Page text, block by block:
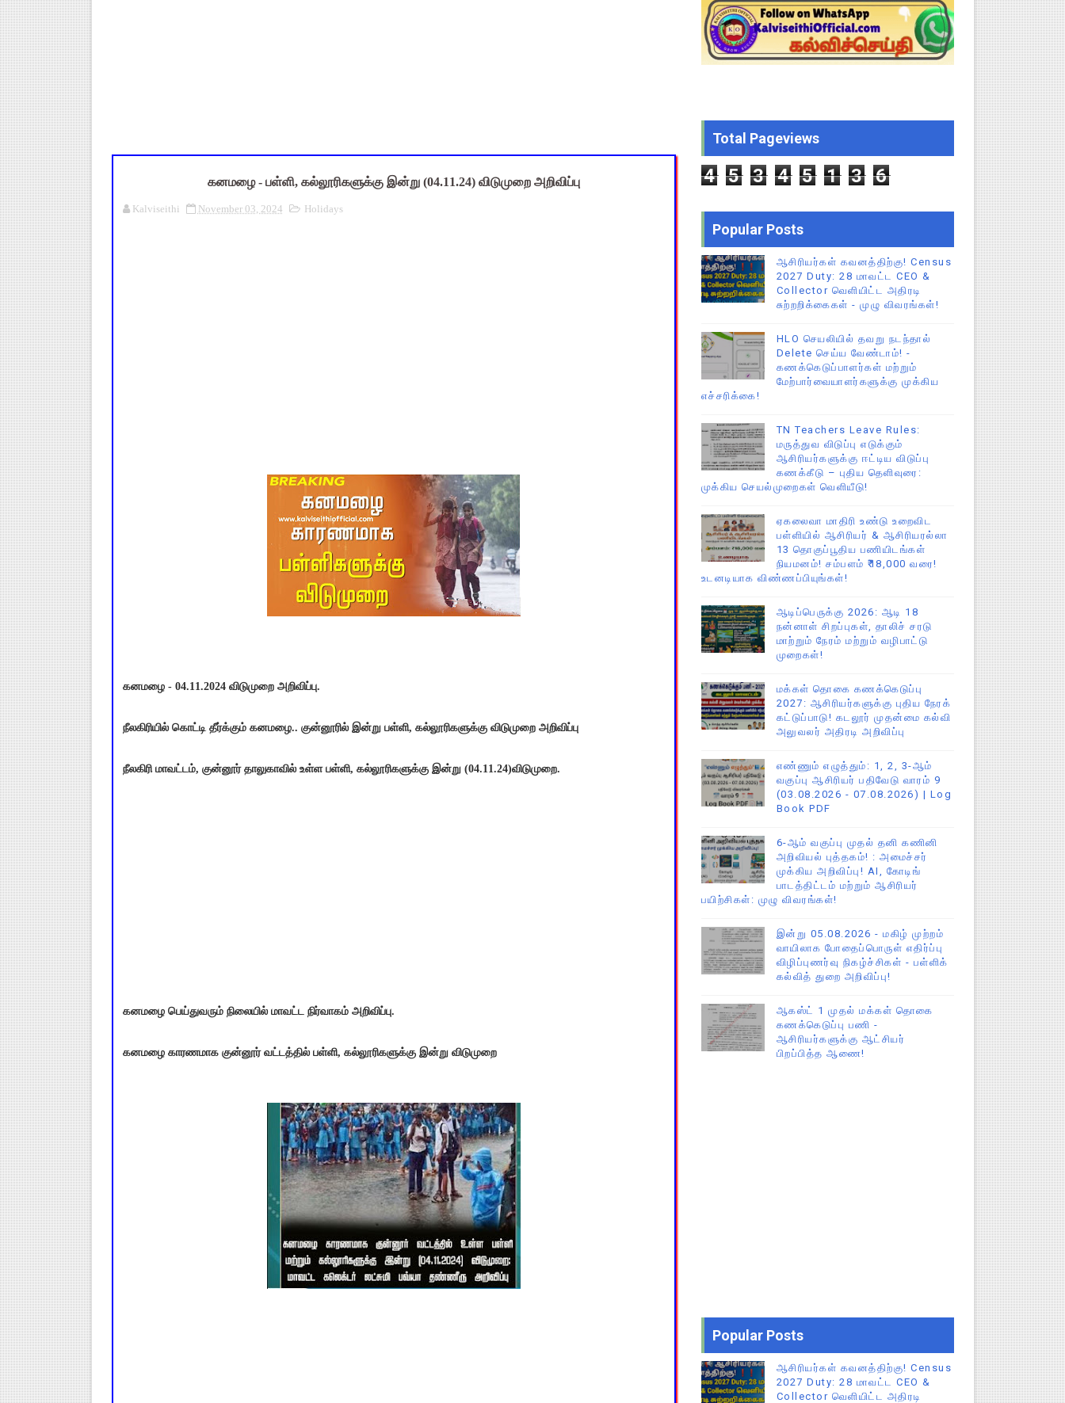
அரசு ஊழியர்கள் கவனத்திற்கு: ஓய்வுக்குப் பிறகும் சாதி சான்றிதழ் உண்மைத் தன்மை ரத்தாகுமா? உயர் நீதிமன்ற முழு அமர்வு தீர்ப்பு விவரங்கள்!
UGTRB English Unit 4 Important Questions with Answers PDF Download | ஆசிரியர் தேர்வு குறிப்புகள்
TN CPS Teachers News: மறுநியமனம் பெற்ற ஆசிரியர்களுக்கு ஊதியம் & நிலுவைத்தொகை - நிதித்துறை அதிரடி தெளிவுரை உத்தரவு!
கனமழை - பள்ளி, கல்லூரிகளுக்கு இன்று (04.11.24) விடுமுறை அறிவிப்பு
Kalviseithi November 03, 2024 Holidays
கனமழை - 04.11.2024 விடுமுறை அறிவிப்பு.
நீலகிரியில் கொட்டி தீர்க்கும் கனமழை.. குன்னூரில் இன்று பள்ளி, கல்லூரிகளுக்கு விடுமுறை அறிவிப்பு
நீலகிரி மாவட்டம், குன்னூர் தாலுகாவில் உள்ள பள்ளி, கல்லூரிகளுக்கு இன்று (04.11.24)விடுமுறை.
கனமழை பெய்துவரும் நிலையில் மாவட்ட நிர்வாகம் அறிவிப்பு.
கனமழை காரணமாக குன்னூர் வட்டத்தில் பள்ளி, கல்லூரிகளுக்கு இன்று விடுமுறை
Total Pageviews
4 5 3 4 5 1 3 6
Popular Posts
ஆசிரியர்கள் கவனத்திற்கு! Census
2027 Duty: 28 மாவட்ட CEO &
Collector வெளியிட்ட அதிரடி
சுற்றறிக்கைகள் - முழு விவரங்கள்!
HLO செயலியில் தவறு நடந்தால்
Delete செய்ய வேண்டாம்! -
கணக்கெடுப்பாளர்கள் மற்றும்
மேற்பார்வையாளர்களுக்கு முக்கிய
எச்சரிக்கை!
TN Teachers Leave Rules:
மருத்துவ விடுப்பு எடுக்கும்
ஆசிரியர்களுக்கு ஈட்டிய விடுப்பு
கணக்கீடு – புதிய தெளிவுரை:
முக்கிய செயல்முறைகள் வெளியீடு!
ஏகலைவா மாதிரி உண்டு உறைவிட
பள்ளியில் ஆசிரியர் & ஆசிரியரல்லா
13 தொகுப்பூதிய பணியிடங்கள்
நியமனம்! சம்பளம் ₹18,000 வரை!
உடனடியாக விண்ணப்பியுங்கள்!
ஆடிப்பெருக்கு 2026: ஆடி 18
நன்னாள் சிறப்புகள், தாலிச் சரடு
மாற்றும் நேரம் மற்றும் வழிபாட்டு
முறைகள்!
மக்கள் தொகை கணக்கெடுப்பு
2027: ஆசிரியர்களுக்கு புதிய நேரக்
கட்டுப்பாடு! கடலூர் முதன்மை கல்வி
அலுவலர் அதிரடி அறிவிப்பு
எண்ணும் எழுத்தும்: 1, 2, 3-ஆம்
வகுப்பு ஆசிரியர் பதிவேடு வாரம் 9
(03.08.2026 - 07.08.2026) | Log
Book PDF
6-ஆம் வகுப்பு முதல் தனி கணினி
அறிவியல் புத்தகம்! : அமைச்சர்
முக்கிய அறிவிப்பு! AI, கோடிங்
பாடத்திட்டம் மற்றும் ஆசிரியர்
பயிற்சிகள்: முழு விவரங்கள்!
இன்று 05.08.2026 - மகிழ் முற்றம்
வாயிலாக போதைப்பொருள் எதிர்ப்பு
விழிப்புணர்வு நிகழ்ச்சிகள் - பள்ளிக்
கல்வித் துறை அறிவிப்பு!
ஆகஸ்ட் 1 முதல் மக்கள் தொகை
கணக்கெடுப்பு பணி -
ஆசிரியர்களுக்கு ஆட்சியர்
பிறப்பித்த ஆணை!
Popular Posts
ஆசிரியர்கள் கவனத்திற்கு! Census
2027 Duty: 28 மாவட்ட CEO &
Collector வெளியிட்ட அதிரடி